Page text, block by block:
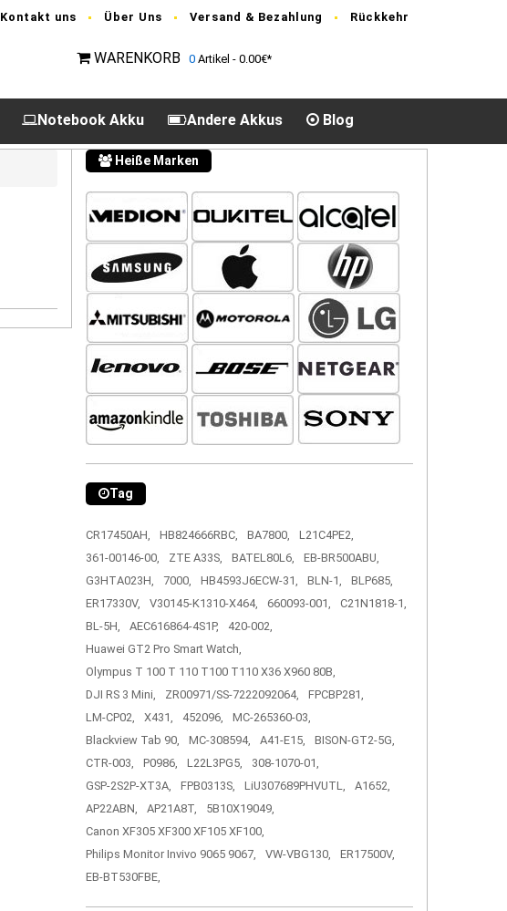
Kontakt uns Über Uns Versand & Bezahlung Rückkehr
WARENKORB 0 Artikel - 0.00€*
Notebook Akku Andere Akkus Blog
Heiße Marken
Tag
CR17450AH, HB824666RBC, BA7800,
L21C4PE2,
361-00146-00,
ZTE A33S, BATEL80L6,
EB-BR500ABU,
G3HTA023H,
7000, HB4593J6ECW-31, BLN-1,
BLP685,
ER17330V,
V30145-K1310-X464, 660093-001,
C21N1818-1,
BL-5H,
AEC616864-4S1P,
420-002,
Huawei GT2 Pro Smart Watch,
Olympus T 100 T 110 T100 T110 X36 X960 80B,
DJI RS 3 Mini,
ZR00971/SS-7222092064,
FPCBP281,
LM-CP02,
X431, 452096,
MC-265360-03,
Blackview Tab 90,
MC-308594, A41-E15,
BISON-GT2-5G,
CTR-003,
P0986, L22L3PG5,
308-1070-01,
GSP-2S2P-XT3A,
FPB0313S, LiU307689PHVUTL,
A1652,
AP22ABN,
AP21A8T,
5B10X19049,
Canon XF305 XF300 XF105 XF100,
Philips Monitor Invivo 9065 9067,
VW-VBG130,
ER17500V,
EB-BT530FBE,